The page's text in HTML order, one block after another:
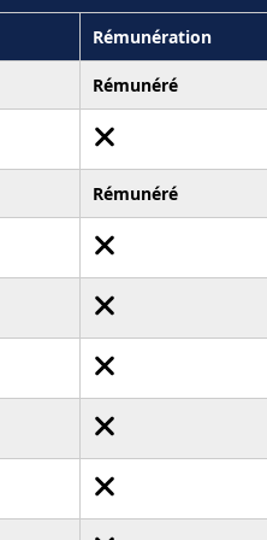
Rémunération
Rémunéré
Rémunéré